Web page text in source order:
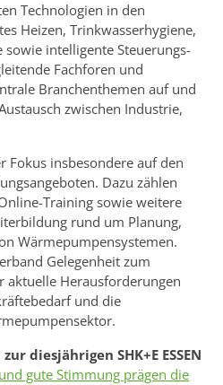
Technologien in den
Heizen, Trinkwasserhygiene,
intelligente Steuerungs-
Fachforen und
Branchenthemen auf und
zwischen Industrie,
Fokus insbesondere auf den
Dazu zählen
Training sowie weitere
rund um Planung,
Wärmepumpensystemen.
Gelegenheit zum
aktuelle Herausforderungen
und die
diesjährigen SHK+E ESSEN
gute Stimmung prägen die